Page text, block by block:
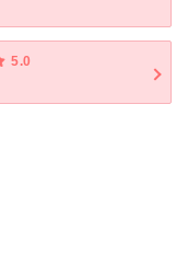
5.0